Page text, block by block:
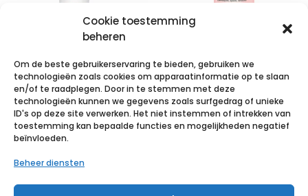
Cookie toestemming
beheren
Om de beste gebruikerservaring te bieden, gebruiken we
technologieën zoals cookies om apparaatinformatie op te slaan
en/of te raadplegen. Door in te stemmen met deze
technologieën kunnen we gegevens zoals surfgedrag of unieke
ID's op deze site verwerken. Het niet instemmen of intrekken van
toestemming kan bepaalde functies en mogelijkheden negatief
beïnvloeden.
Beheer diensten
Uriage
Thermale
Keratosane 30%
40ml
Voeg toe aan verlanglijst
Uriage
Roseliane
Dermo
Reiniging